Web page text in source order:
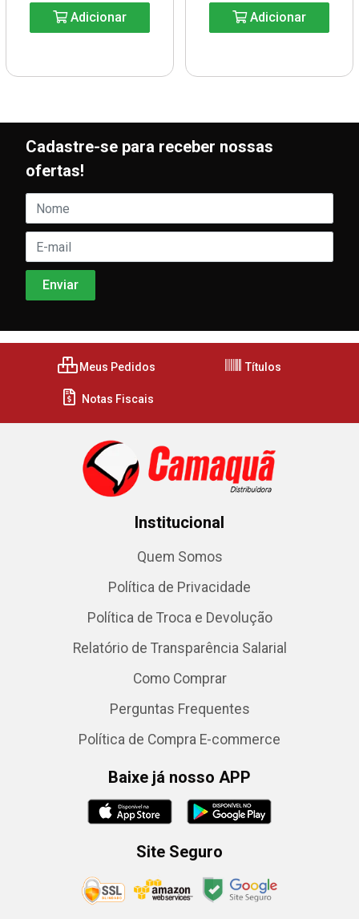
Adicionar Adicionar
Cadastre-se para receber nossas
ofertas!
Meus Pedidos Títulos
Notas Fiscais
Institucional
Quem Somos
Política de Privacidade
Política de Troca e Devolução
Relatório de Transparência Salarial
Como Comprar
Perguntas Frequentes
Política de Compra E-commerce
Baixe já nosso APP
Site Seguro